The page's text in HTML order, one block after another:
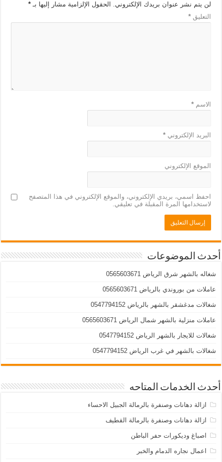
لن يتم نشر عنوان بريدك الإلكتروني. الحقول الإلزامية مشار إليها بـ*
التعليق*
الاسم*
البريد الإلكتروني*
الموقع الإلكتروني
احفظ اسمي، بريدي الإلكتروني، والموقع الإلكتروني في هذا المتصفح
لاستخدامها المرة المقبلة في تعليقي.
أحدث الموضوعات
شغاله بالشهر شرق الرياض 0565603671
عاملات من بوروندي بالرياض 0565603671
شغالات مدغشقر بالشهر بالرياض 0547794152
عاملات منزلية بالشهر شمال الرياض 0565603671
شغالات للايجار بالشهر الرياض 0547794152
شغالات بالشهر في غرب الرياض 0547794152
أحدث الخدمات المتاحه
ازالة دهانات وصنفرة بالرمالة الجبيل الاحساء
ازالة دهانات وصنفرة بالرمالة القطيف
اصباغ وديكورات حفر الباطن
اعمال نجاره الدمام والخبر